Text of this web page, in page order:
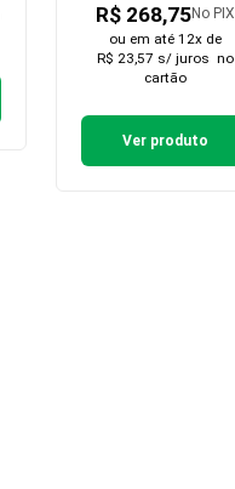
R$ 268,75No PIX
ou em até 12x de
R$ 23,57 s/ juros no
cartão
Ver produto